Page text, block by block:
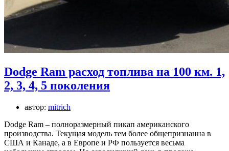
Dodge Ram расход топлива на 100 км. 1,
2, 3, 4, 5 поколения
автор: mitrich
Dodge Ram – полноразмерный пикап американского
производства. Текущая модель тем более общепризнанна в
США и Канаде, а в Европе и РФ пользуется весьма